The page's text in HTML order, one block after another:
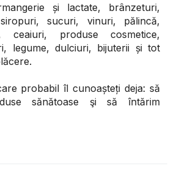
și lactate, brânzeturi,
sucuri, vinuri, pălincă,
ceaiuri, produse cosmetice,
legume, dulciuri, bijuterii și tot
probabil îl cunoașteți deja: să
sănătoase şi să întărim